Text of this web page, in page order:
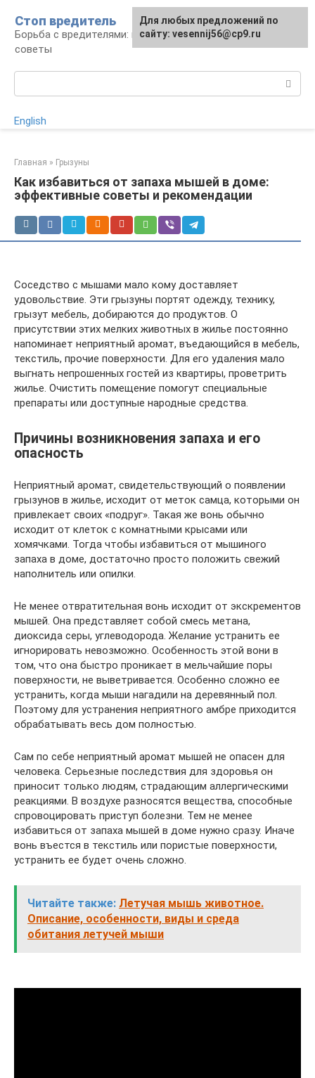
контенту
Стоп вредитель
Борьба с вредителями: правила, средства,
советы
English
Главная » Грызуны
Как избавиться от запаха мышей в доме:
эффективные советы и рекомендации
Соседство с мышами мало кому доставляет
удовольствие. Эти грызуны портят одежду, технику,
грызут мебель, добираются до продуктов. О
присутствии этих мелких животных в жилье постоянно
напоминает неприятный аромат, въедающийся в мебель,
текстиль, прочие поверхности. Для его удаления мало
выгнать непрошенных гостей из квартиры, проветрить
жилье. Очистить помещение помогут специальные
препараты или доступные народные средства.
Причины возникновения запаха и его
опасность
Неприятный аромат, свидетельствующий о появлении
грызунов в жилье, исходит от меток самца, которыми он
привлекает своих «подруг». Такая же вонь обычно
исходит от клеток с комнатными крысами или
хомячками. Тогда чтобы избавиться от мышиного
запаха в доме, достаточно просто положить свежий
наполнитель или опилки.
Не менее отвратительная вонь исходит от экскрементов
мышей. Она представляет собой смесь метана,
диоксида серы, углеводорода. Желание устранить ее
игнорировать невозможно. Особенность этой вони в
том, что она быстро проникает в мельчайшие поры
поверхности, не выветривается. Особенно сложно ее
устранить, когда мыши нагадили на деревянный пол.
Поэтому для устранения неприятного амбре приходится
обрабатывать весь дом полностью.
Сам по себе неприятный аромат мышей не опасен для
человека. Серьезные последствия для здоровья он
приносит только людям, страдающим аллергическими
реакциями. В воздухе разносятся вещества, способные
спровоцировать приступ болезни. Тем не менее
избавиться от запаха мышей в доме нужно сразу. Иначе
вонь въестся в текстиль или пористые поверхности,
устранить ее будет очень сложно.
Читайте также: Летучая мышь животное.
Описание, особенности, виды и среда
обитания летучей мыши
Для любых предложений по
сайту: vesennij56@cp9.ru